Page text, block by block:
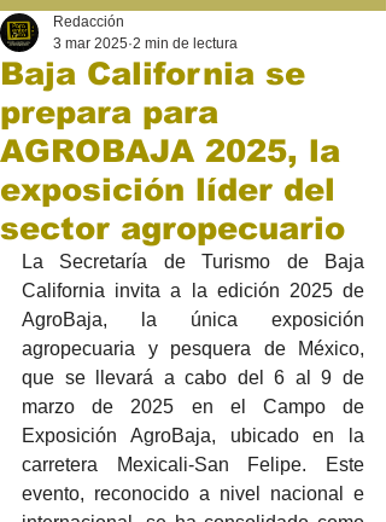
Baja California se
prepara para
AGROBAJA 2025, la
exposición líder del
sector agropecuario
Redacción
3 mar 2025 2 min de lectura
La Secretaría de Turismo de Baja
California invita a la edición 2025 de
AgroBaja, la única exposición
agropecuaria y pesquera de México,
que se llevará a cabo del 6 al 9 de
marzo de 2025 en el Campo de
Exposición AgroBaja, ubicado en la
carretera Mexicali-San Felipe. Este
evento, reconocido a nivel nacional e